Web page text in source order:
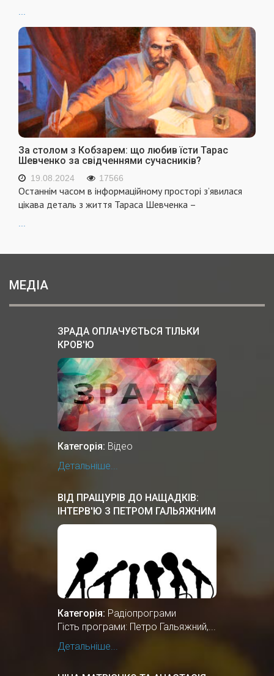
...
За столом з Кобзарем: що любив їсти Тарас
Шевченко за свідченнями сучасників?
19.08.2024 17566
Останнім часом в інформаційному просторі з’явилася
цікава деталь з життя Тараса Шевченка –
МЕДІА
ЗРАДА ОПЛАЧУЄТЬСЯ ТІЛЬКИ
КРОВ'Ю
Категорія: Відео
Детальніше...
ВІД ПРАЩУРІВ ДО НАЩАДКІВ:
ІНТЕРВ'Ю З ПЕТРОМ ГАЛЬЯЖНИМ
Категорія: Радіопрограми
Гість програми: Петро Гальяжний,...
Детальніше...